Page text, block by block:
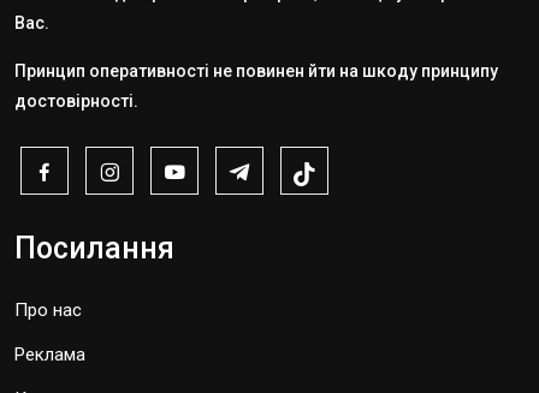
Вас.
Принцип оперативності не повинен йти на шкоду принципу
достовірності.
Посилання
Про нас
Реклама